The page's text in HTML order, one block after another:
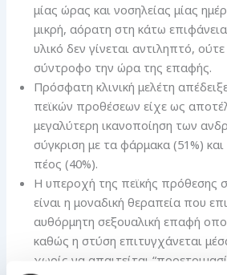
μίας ώρας και νοσηλείας μίας
μικρή, αόρατη στη κάτω
υλικό δεν γίνεται αντιληπτό,
σύντροφο την ώρα της επαφής.
Πρόσφατη κλινική μελέτη
πεϊκών προθέσεων είχε ως
μεγαλύτερη ικανοποίηση των
σύγκριση με τα φάρμακα (51%) και
πέος (40%).
Η υπεροχή της πεϊκής πρόθεσης
είναι η μοναδική θεραπεία που
αυθόρμητη σεξουαλική επαφή
καθώς η στύση επιτυγχάνεται
χωρίς να απαιτείται